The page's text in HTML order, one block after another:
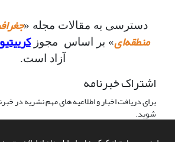
دسترسی به مقالات مجله «
منطقه‌ای» بر اساس مجوز
آزاد است.
اشتراک خبرنامه
برای دریافت اخبار و اطلاعیه های مهم نشریه در
شوید.